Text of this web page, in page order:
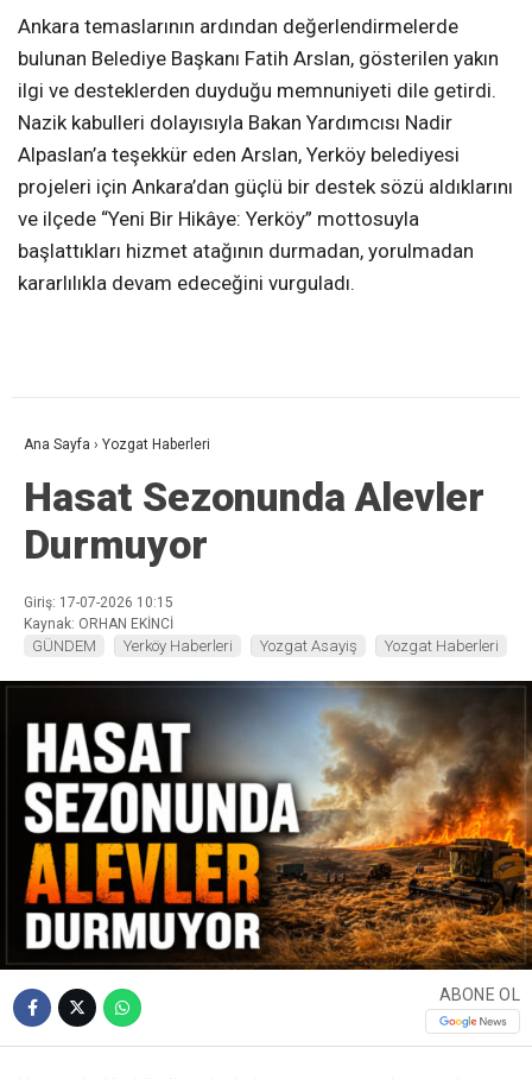
Ankara temaslarının ardından değerlendirmelerde
bulunan Belediye Başkanı Fatih Arslan, gösterilen yakın
ilgi ve desteklerden duyduğu memnuniyeti dile getirdi.
Nazik kabulleri dolayısıyla Bakan Yardımcısı Nadir
Alpaslan’a teşekkür eden Arslan, Yerköy belediyesi
projeleri için Ankara’dan güçlü bir destek sözü aldıklarını
ve ilçede “Yeni Bir Hikâye: Yerköy” mottosuyla
başlattıkları hizmet atağının durmadan, yorulmadan
kararlılıkla devam edeceğini vurguladı.
Ana Sayfa › Yozgat Haberleri
Hasat Sezonunda Alevler
Durmuyor
Giriş: 17-07-2026 10:15
Kaynak: ORHAN EKİNCİ
GÜNDEM Yerköy Haberleri Yozgat Asayiş Yozgat Haberleri
ABONE OL